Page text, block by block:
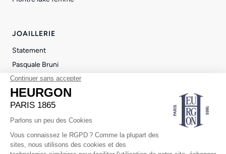
JOAILLERIE
Statement
Pasquale Bruni
Repossi
Pendentif luxe femme
Bague femme luxe
© 2026 Heurgon Paris